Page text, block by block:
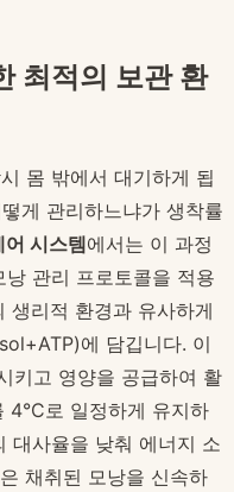
최적의 보관 환
몸 밖에서 대기하게 됩
게 관리하느냐가 생착률
어 시스템에서는 이 과정
관리 프로토콜을 적용
생리적 환경과 유사하게
에 담깁니다. 이
키고 영양을 공급하여 활
4°C로 일정하게 유지하
대사율을 낮춰 에너지 소
채취된 모낭을 신속하